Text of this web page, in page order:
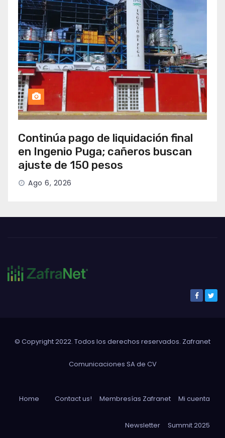
Continúa pago de liquidación final
en Ingenio Puga; cañeros buscan
ajuste de 150 pesos
Ago 6, 2026
© Copyright 2022. Todos los derechos reservados. Zafranet
Comunicaciones SA de CV
Home Contact us! Membresías Zafranet Mi cuenta
Newsletter Summit 2025